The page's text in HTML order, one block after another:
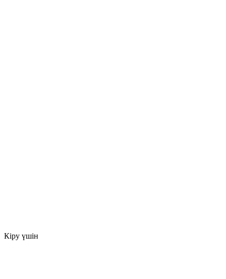
Кіру үшін